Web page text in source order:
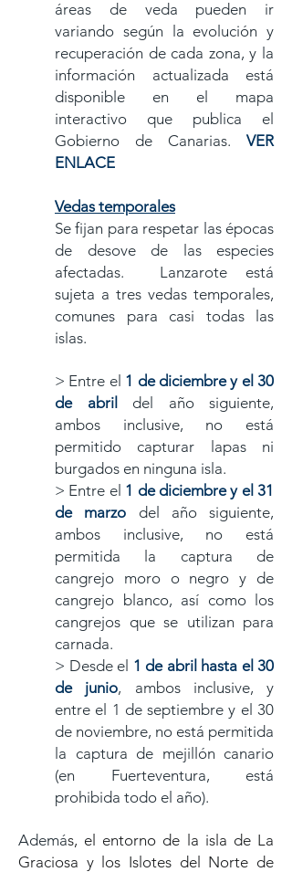
áreas de veda pueden ir
variando según la evolución y
recuperación de cada zona, y la
información actualizada está
disponible en el mapa
interactivo que publica el
Gobierno de Canarias. VER
ENLACE
Vedas temporales
Se fijan para respetar las épocas
de desove de las especies
afectadas. Lanzarote está
sujeta a tres vedas temporales,
comunes para casi todas las
islas.
> Entre el 1 de diciembre y el 30
de abril
del año siguiente,
ambos inclusive, no está
permitido capturar lapas ni
burgados en ninguna isla.
> Entre el 1 de diciembre y el 31
de marzo
del año siguiente,
ambos inclusive, no está
permitida la captura de
cangrejo moro o negro y de
cangrejo blanco, así como los
cangrejos que se utilizan para
carnada.
> Desde el 1 de abril hasta el 30
de junio, ambos inclusive, y
entre el 1 de septiembre y el 30
de noviembre, no está permitida
la captura de mejillón canario
(en Fuerteventura, está
prohibida todo el año).
Además, el entorno de la isla de La
Graciosa y los Islotes del Norte de